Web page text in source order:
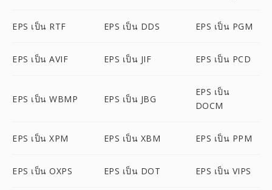
EPS เป็น RTF EPS เป็น DDS EPS เป็น PGM
EPS เป็น AVIF EPS เป็น JIF EPS เป็น PCD
EPS เป็น WBMP EPS เป็น JBG
EPS เป็น
DOCM
EPS เป็น XPM EPS เป็น XBM EPS เป็น PPM
EPS เป็น OXPS EPS เป็น DOT EPS เป็น VIPS